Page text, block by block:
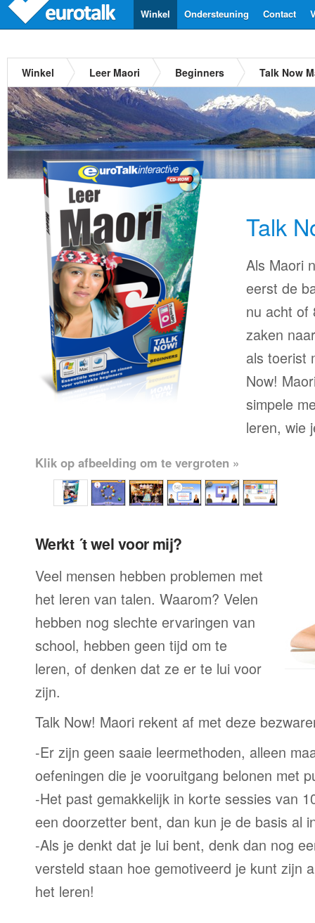
Contact
Ondersteuning
Winkel
Winkel Leer Maori Beginners Talk Now
Talk
Als Maori
eerst de
nu acht of
zaken
als toerist
Now!
simpele
leren, wie
Klik op afbeelding om te vergroten »
Werkt ´t wel voor mij?
Veel mensen hebben problemen met
het leren van talen. Waarom? Velen
hebben nog slechte ervaringen van
school, hebben geen tijd om te
leren, of denken dat ze er te lui voor
zijn.
Talk Now! Maori rekent af met deze
-Er zijn geen saaie leermethoden, alleen
oefeningen die je vooruitgang belonen met
-Het past gemakkelijk in korte sessies van
een doorzetter bent, dan kun je de basis al
-Als je denkt dat je lui bent, denk dan nog
versteld staan hoe gemotiveerd je kunt zijn
het leren!